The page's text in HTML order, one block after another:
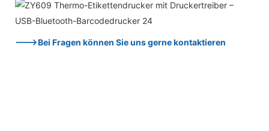
--->Bei Fragen können Sie uns gerne kontaktieren